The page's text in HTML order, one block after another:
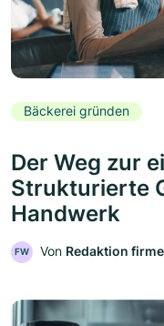
Bäckerei gründen
Der Weg zur
Strukturierte
Handwerk
FW Von Redaktion